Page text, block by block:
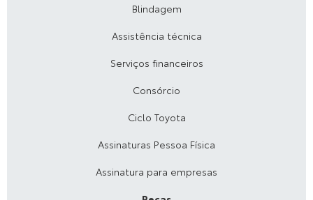
Blindagem
Assistência técnica
Serviços financeiros
Consórcio
Ciclo Toyota
Assinaturas Pessoa Física
Assinatura para empresas